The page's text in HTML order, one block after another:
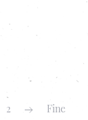
2 Fine